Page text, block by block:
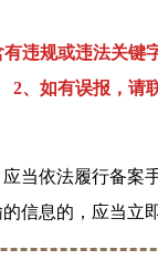
有违规或违法关键
2、如有误报，请
当依法履行备案
信息的，应当